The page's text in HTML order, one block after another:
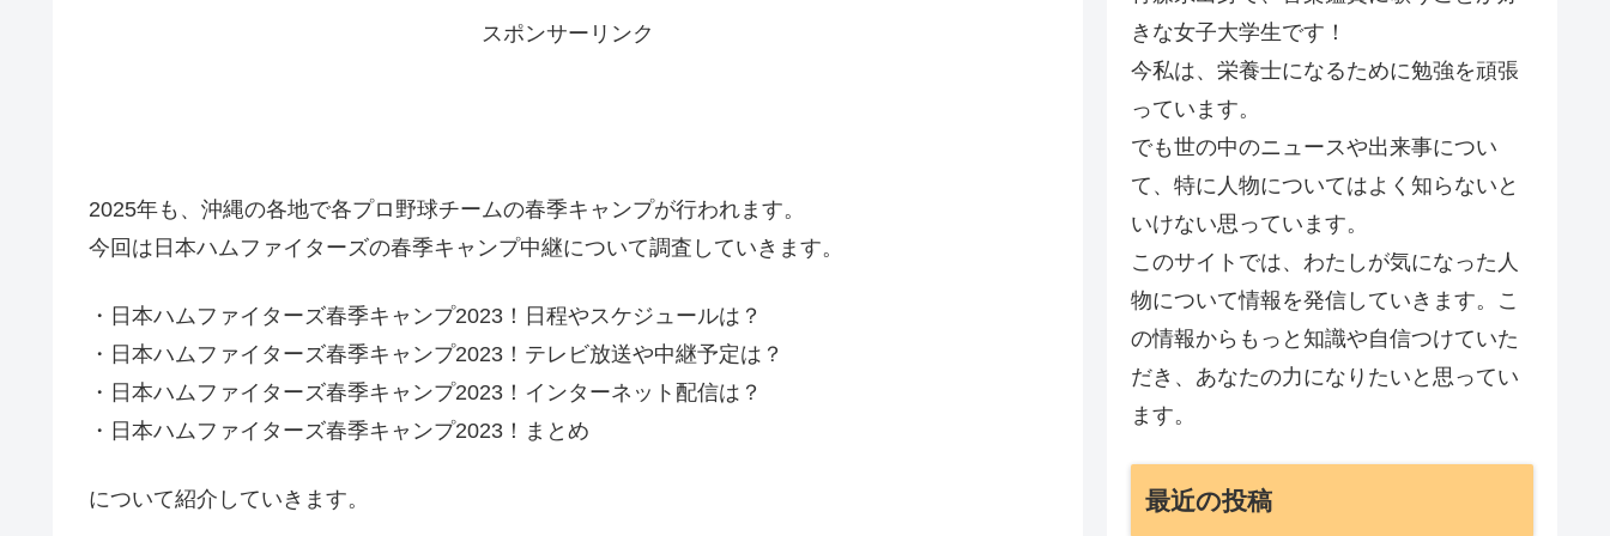
スポンサーリンク
2025年も、沖縄の各地で各プロ野球チームの春季キャンプが行われます。
今回は日本ハムファイターズの春季キャンプ中継について調査していきます。
・日本ハムファイターズ春季キャンプ2023！日程やスケジュールは？
・日本ハムファイターズ春季キャンプ2023！テレビ放送や中継予定は？
・日本ハムファイターズ春季キャンプ2023！インターネット配信は？
・日本ハムファイターズ春季キャンプ2023！まとめ
について紹介していきます。
きな女子大学生です！
今私は、栄養士になるために勉強を頑張
っています。
でも世の中のニュースや出来事につい
て、特に人物についてはよく知らないと
いけない思っています。
このサイトでは、わたしが気になった人
物について情報を発信していきます。こ
の情報からもっと知識や自信つけていた
だき、あなたの力になりたいと思ってい
ます。
最近の投稿